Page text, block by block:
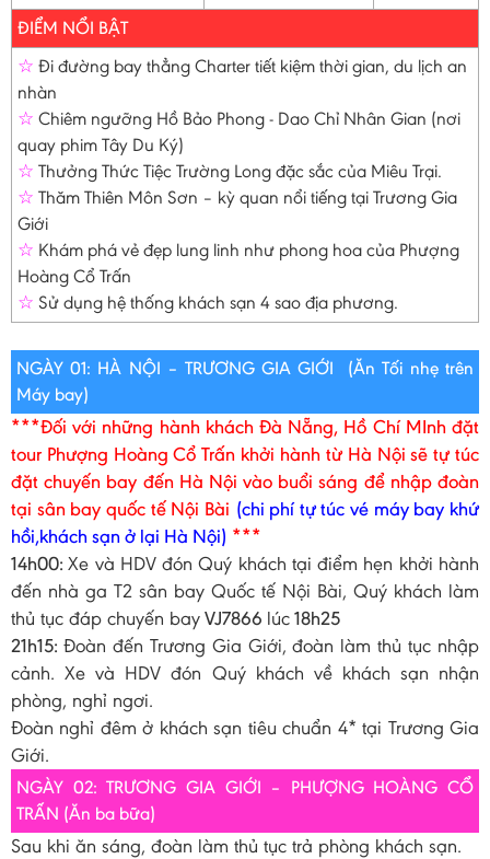
ĐIỂM NỔI BẬT
☆ Đi đường bay thẳng Charter tiết kiệm thời gian, du lịch an
nhàn
☆ Chiêm ngưỡng Hồ Bảo Phong - Dao Chỉ Nhân Gian (nơi
quay phim Tây Du Ký)
☆ Thưởng Thức Tiệc Trường Long đặc sắc của Miêu Trại.
☆ Thăm Thiên Môn Sơn – kỳ quan nổi tiếng tại Trương Gia
Giới
☆ Khám phá vẻ đẹp lung linh như phong hoa của Phượng
Hoàng Cổ Trấn
☆ Sử dụng hệ thống khách sạn 4 sao địa phương.
NGÀY 01: HÀ NỘI – TRƯƠNG GIA GIỚI (Ăn Tối nhẹ trên
Máy bay)
***Đối với những hành khách Đà Nẵng, Hồ Chí MInh đặt
tour Phượng Hoàng Cổ Trấn khởi hành từ Hà Nội sẽ tự túc
đặt chuyến bay đến Hà Nội vào buổi sáng để nhập đoàn
tại sân bay quốc tế Nội Bài (chi phí tự túc vé máy bay khứ
hồi,khách sạn ở lại Hà Nội) ***
14h00:Xe và HDV đón Quý khách tại điểm hẹn khởi hành
đến nhà ga T2 sân bay Quốc tế Nội Bài, Quý khách làm
thủ tục đáp chuyến bayVJ7866 lúc18h25
21h15: Đoàn đến Trương Gia Giới, đoàn làm thủ tục nhập
cảnh. Xe và HDV đón Quý khách về khách sạn nhận
phòng, nghỉ ngơi.
Đoàn nghỉ đêm ở khách sạn tiêu chuẩn 4* tại Trương Gia
Giới.
NGÀY 02: TRƯƠNG GIA GIỚI – PHƯỢNG HOÀNG CỔ
TRẤN (Ăn ba bữa)
Sau khi ăn sáng, đoàn làm thủ tục trả phòng khách sạn.